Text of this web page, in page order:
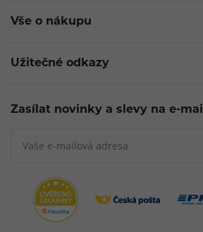
Vše o nákupu
Užitečné odkazy
Zasílat novinky a slevy na e-mail